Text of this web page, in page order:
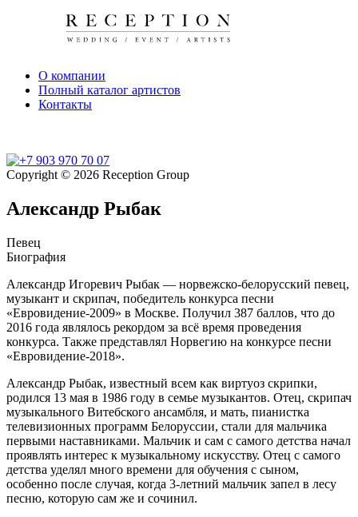
О компании
Полный каталог артистов
Контакты
Copyright © 2026 Reception Group
Александр Рыбак
Певец
Биография
Александр Игоревич Рыбак — норвежско-белорусский певец,
музыкант и скрипач, победитель конкурса песни
«Евровидение-2009» в Москве. Получил 387 баллов, что до
2016 года являлось рекордом за всё время проведения
конкурса. Также представлял Норвегию на конкурсе песни
«Евровидение-2018».
Александр Рыбак, известный всем как виртуоз скрипки,
родился 13 мая в 1986 году в семье музыкантов. Отец, скрипач
музыкального Витебского ансамбля, и мать, пианистка
телевизионных программ Белоруссии, стали для мальчика
первыми наставниками. Мальчик и сам с самого детства начал
проявлять интерес к музыкальному искусству. Отец с самого
детства уделял много времени для обучения с сыном,
особенно после случая, когда 3-летний мальчик запел в лесу
песню, которую сам же и сочинил.